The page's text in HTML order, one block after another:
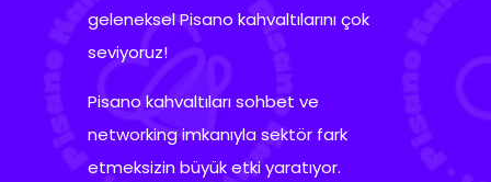
geleneksel Pisano kahvaltılarını çok
seviyoruz!
Pisano kahvaltılarısohbet ve
networkingimkanıylasektör fark
etmeksizin büyüketkiyaratıyor.